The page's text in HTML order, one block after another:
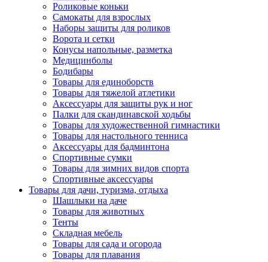
Роликовые коньки
Самокаты для взрослых
Наборы защиты для роликов
Ворота и сетки
Конусы напольные, разметка
Медицинболы
Бодибары
Товары для единоборств
Товары для тяжелой атлетики
Аксессуары для защиты рук и ног
Палки для скандинавской ходьбы
Товары для художественной гимнастики
Товары для настольного тенниса
Аксессуары для бадминтона
Спортивные сумки
Товары для зимних видов спорта
Спортивные аксессуары
Товары для дачи, туризма, отдыха
Шашлыки на даче
Товары для животных
Тенты
Складная мебель
Товары для сада и огорода
Товары для плавания